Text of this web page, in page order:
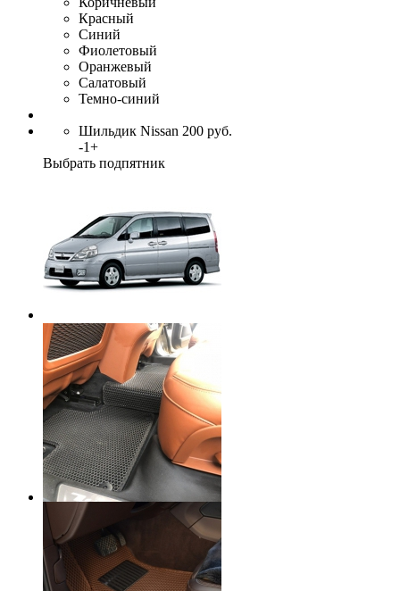
Красный
Синий
Фиолетовый
Оранжевый
Салатовый
Темно-синий
Шильдик Nissan 200 руб.
-1+
Выбрать подпятник